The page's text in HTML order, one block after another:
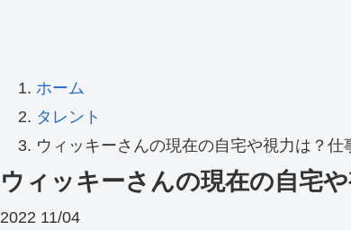
ホーム
タレント
ウィッキーさんの現在の自宅や視力は？仕
ウィッキーさんの現在の自宅
2022 11/04